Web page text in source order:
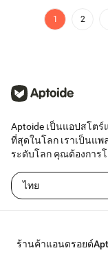
1 2
Aptoide เป็นแอปสโต
ที่สุดในโลก เราเป็นแ
ระดับโลก คุณต้องการ
ไทย
ร้านค้าแอนดรอยด์